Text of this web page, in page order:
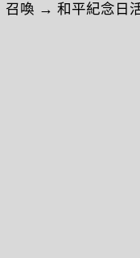
召喚 → 和平紀念日